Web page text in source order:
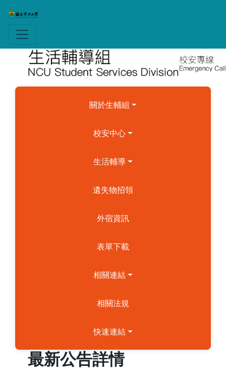
關於生輔組
校安中心
生活輔導
遺失物招領
外宿資訊
表單下載
相關連結
相關法規
快速連結
最新公告詳情